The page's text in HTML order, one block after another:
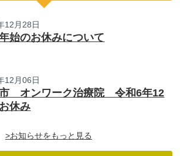
12月28日
始のお休みについて
12月06日
オンワーク治療院 令和6年12
休み
>お知らせをもっと見る